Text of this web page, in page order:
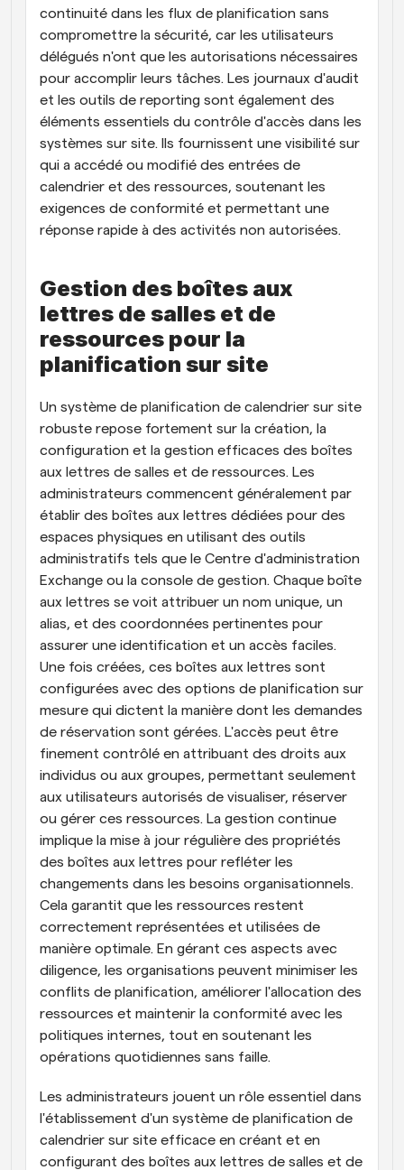
continuité dans les flux de planification sans
compromettre la sécurité, car les utilisateurs
délégués n'ont que les autorisations nécessaires
pour accomplir leurs tâches. Les journaux d'audit
et les outils de reporting sont également des
éléments essentiels du contrôle d'accès dans les
systèmes sur site. Ils fournissent une visibilité sur
qui a accédé ou modifié des entrées de
calendrier et des ressources, soutenant les
exigences de conformité et permettant une
réponse rapide à des activités non autorisées.
Gestion des boîtes aux
lettres de salles et de
ressources pour la
planification sur site
Un système de planification de calendrier sur site
robuste repose fortement sur la création, la
configuration et la gestion efficaces des boîtes
aux lettres de salles et de ressources. Les
administrateurs commencent généralement par
établir des boîtes aux lettres dédiées pour des
espaces physiques en utilisant des outils
administratifs tels que le Centre d'administration
Exchange ou la console de gestion. Chaque boîte
aux lettres se voit attribuer un nom unique, un
alias, et des coordonnées pertinentes pour
assurer une identification et un accès faciles.
Une fois créées, ces boîtes aux lettres sont
configurées avec des options de planification sur
mesure qui dictent la manière dont les demandes
de réservation sont gérées. L'accès peut être
finement contrôlé en attribuant des droits aux
individus ou aux groupes, permettant seulement
aux utilisateurs autorisés de visualiser, réserver
ou gérer ces ressources. La gestion continue
implique la mise à jour régulière des propriétés
des boîtes aux lettres pour refléter les
changements dans les besoins organisationnels.
Cela garantit que les ressources restent
correctement représentées et utilisées de
manière optimale. En gérant ces aspects avec
diligence, les organisations peuvent minimiser les
conflits de planification, améliorer l'allocation des
ressources et maintenir la conformité avec les
politiques internes, tout en soutenant les
opérations quotidiennes sans faille.
Les administrateurs jouent un rôle essentiel dans
l'établissement d'un système de planification de
calendrier sur site efficace en créant et en
configurant des boîtes aux lettres de salles et de